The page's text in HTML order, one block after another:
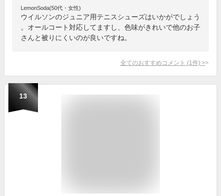
LemonSoda(50代・女性)
ウイルソンのジュニア用テニスシューズはいかがでしょう
。オールコート対応してますし、色味がきれいで他のお子
さんと被りにくいのが良いですね。
全てのおすすめコメント (1 件) >
13